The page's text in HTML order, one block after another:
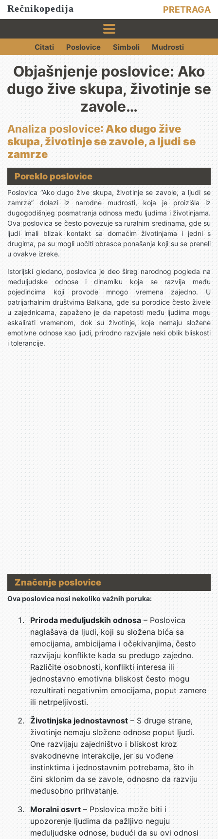
Rečnikopedija PRETRAGA
Citati Poslovice Simboli Mudrosti
Objašnjenje poslovice: Ako
dugo žive skupa, životinje se
zavole…
Analiza poslovice: Ako dugo žive
skupa, životinje se zavole, a ljudi se
zamrze
Poreklo poslovice
Poslovica “Ako dugo žive skupa, životinje se zavole, a ljudi se
zamrze” dolazi iz narodne mudrosti, koja je proizišla iz
dugogodišnjeg posmatranja odnosa među ljudima i životinjama.
Ova poslovica se često povezuje sa ruralnim sredinama, gde su
ljudi imali blizak kontakt sa domaćim životinjama i jedni s
drugima, pa su mogli uočiti obrasce ponašanja koji su se preneli
u ovakve izreke.
Istorijski gledano, poslovica je deo šireg narodnog pogleda na
međuljudske odnose i dinamiku koja se razvija među
pojedincima koji provode mnogo vremena zajedno. U
patrijarhalnim društvima Balkana, gde su porodice često živele
u zajednicama, zapaženo je da napetosti među ljudima mogu
eskalirati vremenom, dok su životinje, koje nemaju složene
emotivne odnose kao ljudi, prirodno razvijale neki oblik bliskosti
i tolerancije.
Značenje poslovice
Ova poslovica nosi nekoliko važnih poruka:
Priroda međuljudskih odnosa– Poslovica
naglašava da ljudi, koji su složena bića sa
emocijama, ambicijama i očekivanjima, često
razvijaju konflikte kada su predugo zajedno.
Različite osobnosti, konflikti interesa ili
jednostavno emotivna bliskost često mogu
rezultirati negativnim emocijama, poput zamere
ili netrpeljivosti.
Životinjska jednostavnost – S druge strane,
životinje nemaju složene odnose poput ljudi.
One razvijaju zajedništvo i bliskost kroz
svakodnevne interakcije, jer su vođene
instinktima i jednostavnim potrebama, što ih
čini sklonim da se zavole, odnosno da razviju
međusobno prihvatanje.
Moralni osvrt – Poslovica može biti i
upozorenje ljudima da pažljivo neguju
međuljudske odnose, budući da su ovi odnosi